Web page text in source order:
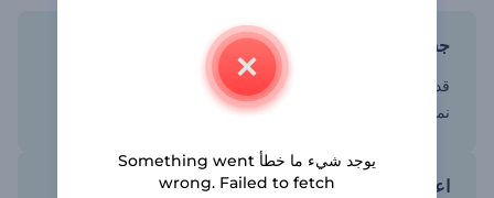
جسد توقعات الناس بصريًا
قدم لقطات فيديو لتطبيقك الجديد أو جهازك الهاتفي باستخدام
نماذج هواتف مصممة بإبداع.
اعرض ما يدفع الناس مقابله
يوجد شيء ما خطأ Something went
wrong. Failed to fetch